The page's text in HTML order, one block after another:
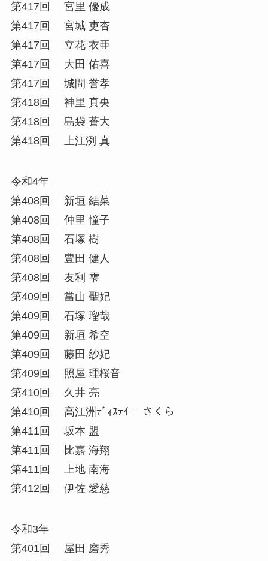
第417回 宮里 優成
第417回 宮城 吏杏
第417回 立花 衣亜
第417回 大田 佑喜
第417回 城間 誉孝
第418回 神里 真央
第418回 島袋 蒼大
第418回 上江洌 真
令和4年
第408回 新垣 結菜
第408回 仲里 憧子
第408回 石塚 樹
第408回 豊田 健人
第408回 友利 雫
第409回 當山 聖妃
第409回 石塚 瑠哉
第409回 新垣 希空
第409回 藤田 紗妃
第409回 照屋 理桜音
第410回 久井 亮
第410回 高江洲ﾃﾞｨｽﾃｲﾆｰ さくら
第411回 坂本 盟
第411回 比嘉 海翔
第411回 上地 南海
第412回 伊佐 愛慈
令和3年
第401回 屋田 磨秀